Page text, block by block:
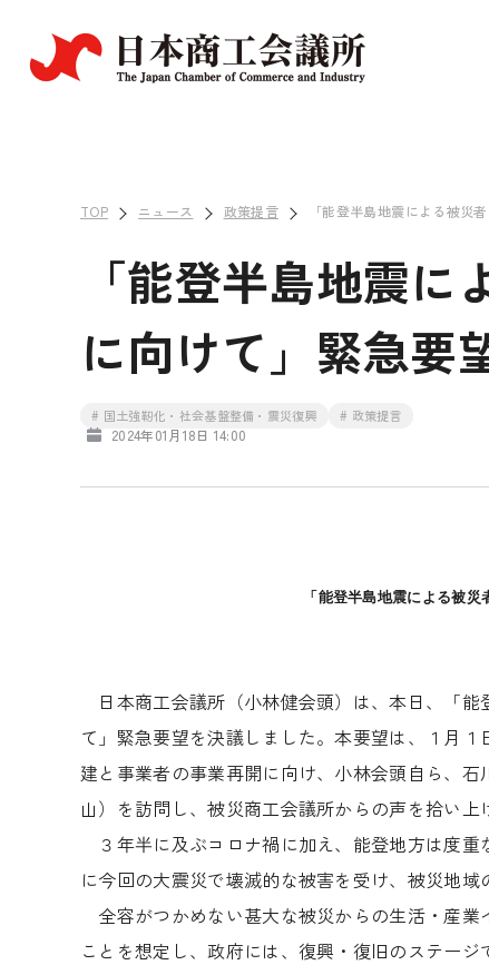
TOP ニュース 政策提言 「能登半島地震による被災
「能登半島地震
に向けて」緊急要
# 国土強靭化・社会基盤整備・震災復興 # 政策提言
2024年01月18日 14:00
「能登半島地震による被
日本商工会議所（小林健会頭）は、本日、「
て」緊急要望を決議しました。本要望は、１月
建と事業者の事業再開に向け、小林会頭自ら、
山）を訪問し、被災商工会議所からの声を拾い上
３年半に及ぶコロナ禍に加え、能登地方は度
に今回の大震災で壊滅的な被害を受け、被災地域
全容がつかめない甚大な被災からの生活・産
ことを想定し、政府には、復興・復旧のステー